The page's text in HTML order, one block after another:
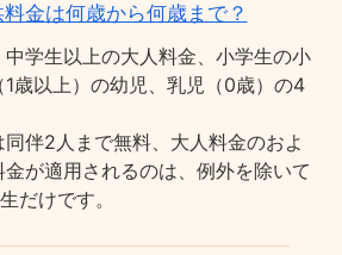
金は何歳から何歳まで？
学生以上の大人料金、小学生の小
1歳以上）の幼児、乳児（0歳）の4
伴2人まで無料、大人料金のおよ
が適用されるのは、例外を除いて
だけです。